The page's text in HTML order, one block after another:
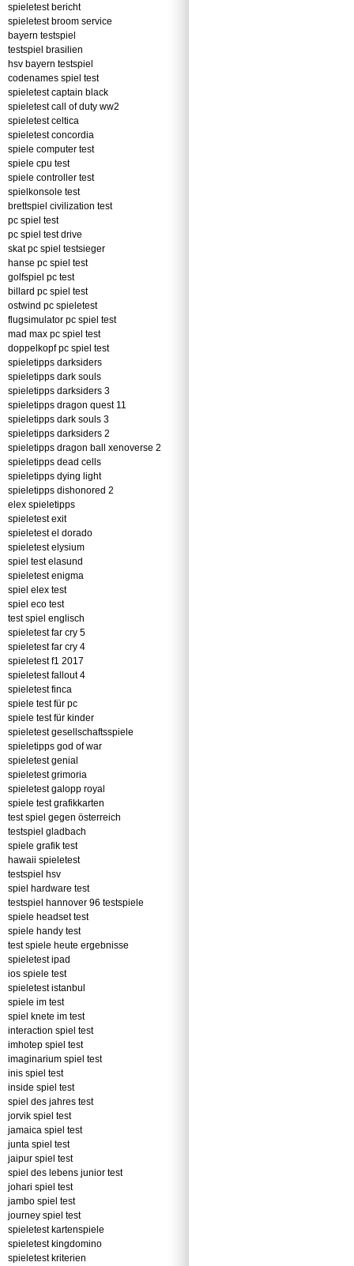
spieletest bericht
spieletest broom service
bayern testspiel
testspiel brasilien
hsv bayern testspiel
codenames spiel test
spieletest captain black
spieletest call of duty ww2
spieletest celtica
spieletest concordia
spiele computer test
spiele cpu test
spiele controller test
spielkonsole test
brettspiel civilization test
pc spiel test
pc spiel test drive
skat pc spiel testsieger
hanse pc spiel test
golfspiel pc test
billard pc spiel test
ostwind pc spieletest
flugsimulator pc spiel test
mad max pc spiel test
doppelkopf pc spiel test
spieletipps darksiders
spieletipps dark souls
spieletipps darksiders 3
spieletipps dragon quest 11
spieletipps dark souls 3
spieletipps darksiders 2
spieletipps dragon ball xenoverse 2
spieletipps dead cells
spieletipps dying light
spieletipps dishonored 2
elex spieletipps
spieletest exit
spieletest el dorado
spieletest elysium
spiel test elasund
spieletest enigma
spiel elex test
spiel eco test
test spiel englisch
spieletest far cry 5
spieletest far cry 4
spieletest f1 2017
spieletest fallout 4
spieletest finca
spiele test für pc
spiele test für kinder
spieletest gesellschaftsspiele
spieletipps god of war
spieletest genial
spieletest grimoria
spieletest galopp royal
spiele test grafikkarten
test spiel gegen österreich
testspiel gladbach
spiele grafik test
hawaii spieletest
testspiel hsv
spiel hardware test
testspiel hannover 96 testspiele
spiele headset test
spiele handy test
test spiele heute ergebnisse
spieletest ipad
ios spiele test
spieletest istanbul
spiele im test
spiel knete im test
interaction spiel test
imhotep spiel test
imaginarium spiel test
inis spiel test
inside spiel test
spiel des jahres test
jorvik spiel test
jamaica spiel test
junta spiel test
jaipur spiel test
spiel des lebens junior test
johari spiel test
jambo spiel test
journey spiel test
spieletest kartenspiele
spieletest kingdomino
spieletest kriterien